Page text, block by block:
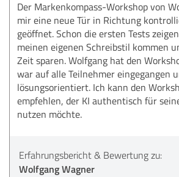
Der Markenkompass-Workshop von
mir eine neue Tür in Richtung
geöffnet. Schon die ersten Tests
meinen eigenen Schreibstil kommen
Zeit sparen. Wolfgang hat den
war auf alle Teilnehmer eingegangen
lösungsorientiert. Ich kann den
empfehlen, der KI authentisch für
nutzen möchte.
Erfahrungsbericht & Bewertung zu:
Wolfgang Wagner